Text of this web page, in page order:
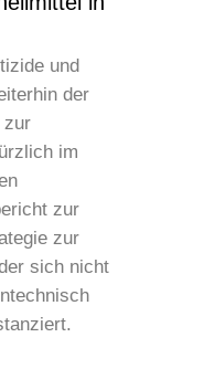
und
der
zur
im
zur
zur
sich nicht